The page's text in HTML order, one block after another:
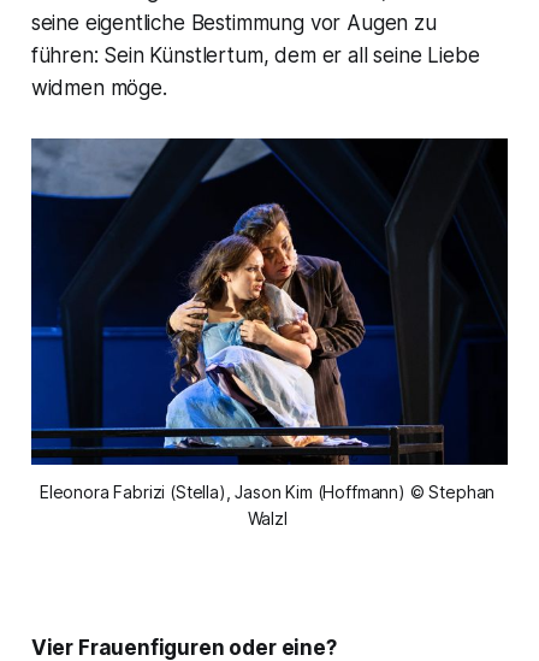
seine eigentliche Bestimmung vor Augen zu
führen: Sein Künstlertum, dem er all seine Liebe
widmen möge.
Eleonora Fabrizi (Stella), Jason Kim (Hoffmann) © Stephan
Walzl
Vier Frauenfiguren oder eine?